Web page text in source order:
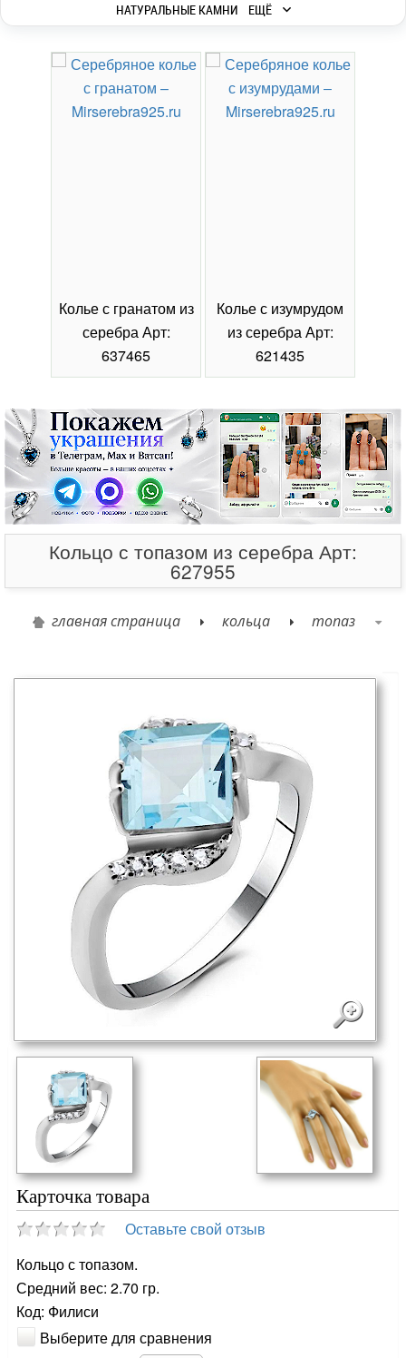
НАТУРАЛЬНЫЕ КАМНИ
ЕЩЁ
Колье с гранатом из
серебра Арт:
637465
Колье с изумрудом
из серебра Арт:
621435
Кольцо с топазом из серебра Арт:
627955
главная страница кольца топаз
Карточка товара
Оставьте свой отзыв
Кольцо с топазом.
Средний вес: 2.70 гр.
Код: Филиси
Выберите для сравнения